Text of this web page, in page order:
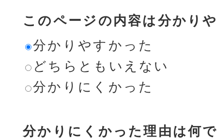
このページの内容は分かり
分かりやすかった
どちらともいえない
分かりにくかった
分かりにくかった理由は何